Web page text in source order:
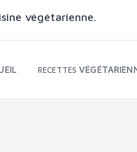
végétarienne.
RECETTES